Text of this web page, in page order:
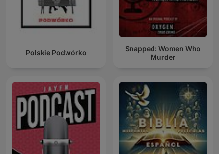
Polskie Podwórko
Snapped: Women Who
Murder